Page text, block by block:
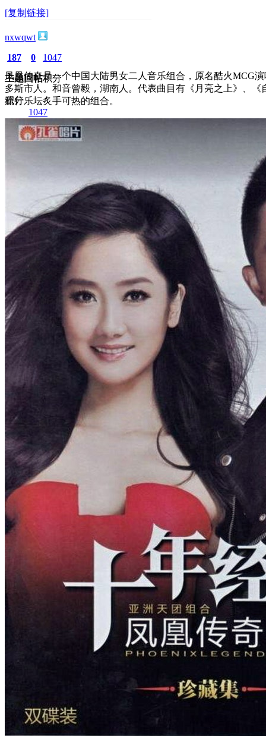
[复制链接]
nxwqwt
187
主题
0
回帖
1047
积分
积分
1047
2026-3-17 18:45:12
0
凤凰传奇是一个中国大陆男女二人音乐组合，原名酷火MCG
多斯市人。和音曾毅，湖南人。代表曲目有《月亮之上》、
流行乐坛炙手可热的组合。